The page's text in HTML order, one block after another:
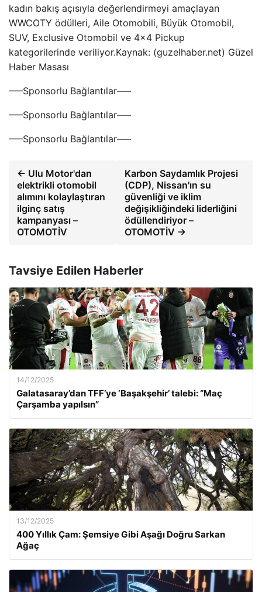
kadın bakış açısıyla değerlendirmeyi amaçlayan
WWCOTY ödülleri, Aile Otomobili, Büyük Otomobil,
SUV, Exclusive Otomobil ve 4×4 Pickup
kategorilerinde veriliyor.Kaynak: (guzelhaber.net) Güzel
Haber Masası
—–Sponsorlu Bağlantılar—–
—–Sponsorlu Bağlantılar—–
—–Sponsorlu Bağlantılar—–
← Ulu Motor'dan
elektrikli otomobil
alımını kolaylaştıran
ilginç satış
kampanyası –
OTOMOTİV
Karbon Saydamlık Projesi
(CDP), Nissan'ın su
güvenliği ve iklim
değişikliğindeki liderliğini
ödüllendiriyor –
OTOMOTİV →
Tavsiye Edilen Haberler
14/12/2025
Galatasaray’dan TFF’ye ‘Başakşehir’ talebi: “Maç
Çarşamba yapılsın”
13/12/2025
400 Yıllık Çam: Şemsiye Gibi Aşağı Doğru Sarkan
Ağaç